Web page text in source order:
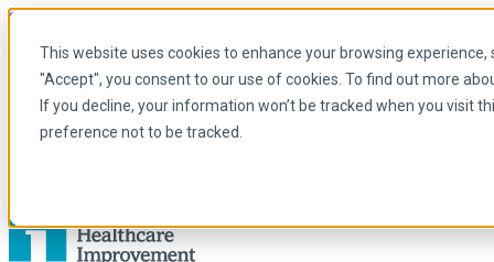
This website uses cookies to enhance your browsing
"Accept", you consent to our use of cookies. To find out more
If you decline, your information won’t be tracked when you visit
preference not to be tracked.
Skip to main content
Portuguese
Arabic
Inglês
Francês